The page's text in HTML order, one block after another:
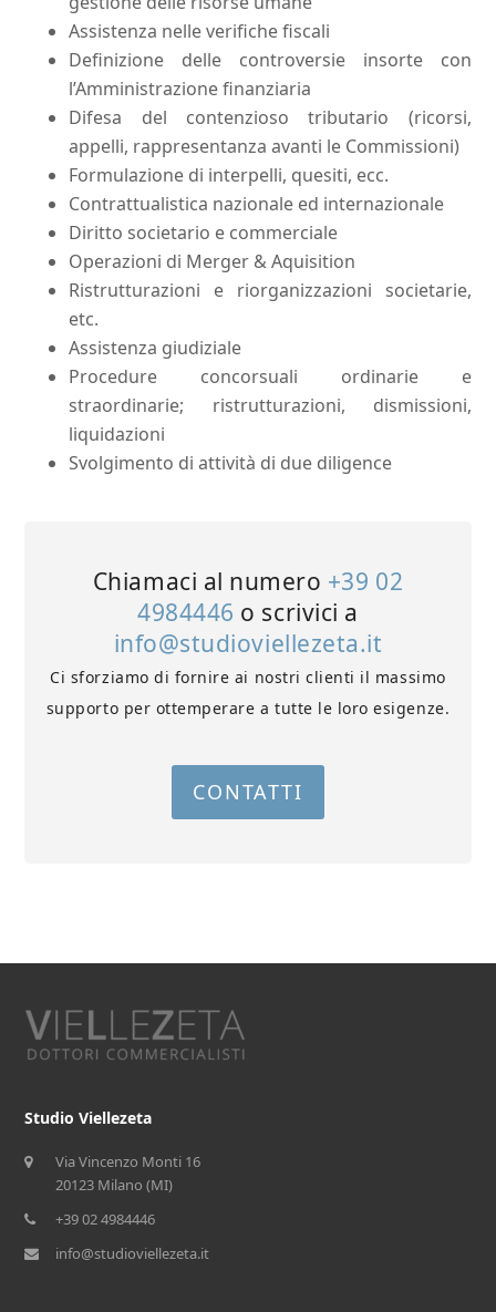
Assistenza nelle verifiche fiscali
Definizione delle controversie insorte con
l’Amministrazione finanziaria
Difesa del contenzioso tributario (ricorsi,
appelli, rappresentanza avanti le Commissioni)
Formulazione di interpelli, quesiti, ecc.
Contrattualistica nazionale ed internazionale
Diritto societario e commerciale
Operazioni di Merger & Aquisition
Ristrutturazioni e riorganizzazioni societarie,
etc.
Assistenza giudiziale
Procedure concorsuali ordinarie e
straordinarie; ristrutturazioni, dismissioni,
liquidazioni
Svolgimento di attività di due diligence
Chiamaci al numero +39 02
4984446 o scrivici a
info@studioviellezeta.it
Ci sforziamo di fornire ai nostri clienti il massimo
supporto per ottemperare a tutte le loro esigenze.
CONTATTI
Studio Viellezeta
Via Vincenzo Monti 16
20123 Milano (MI)
+39 02 4984446
info@studioviellezeta.it